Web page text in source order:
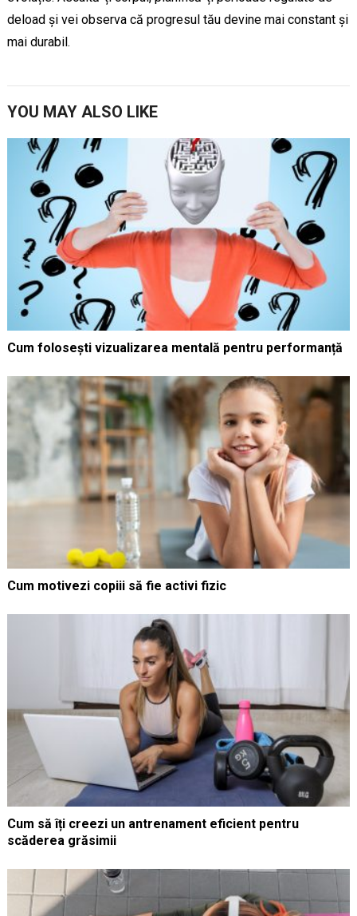
deload și vei observa că progresul tău devine mai constant și
mai durabil.
YOU MAY ALSO LIKE
Cum folosești vizualizarea mentală pentru performanță
Cum motivezi copiii să fie activi fizic
Cum să îți creezi un antrenament eficient pentru
scăderea grăsimii